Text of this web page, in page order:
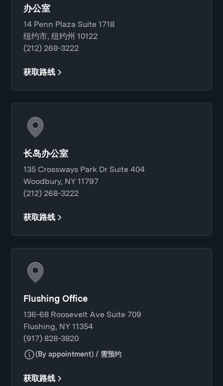
办公室
14 Penn Plaza Suite 1718
纽约市, 纽约州 10122
(212) 268-3222
获取路线
长岛办公室
135 Crossways Park Dr Suite 404
Woodbury, NY 11797
(212) 268-3222
获取路线
Flushing Office
136-68 Roosevelt Ave Suite 709
Flushing, NY 11354
(917) 828-3820
(By appointment) / 需预约
获取路线